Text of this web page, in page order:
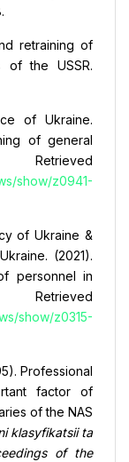
retraining of
of the USSR.
of Ukraine.
of general
show/z0941-
of Ukraine &
(2021).
personnel in
show/z0315-
Professional
factor of
of the NAS
klasyfikatsii ta
of the